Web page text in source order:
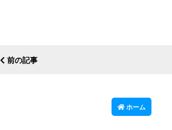
前の記事
ホーム